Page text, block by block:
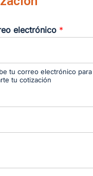
electrónico *
tu correo electrónico para
tu cotización